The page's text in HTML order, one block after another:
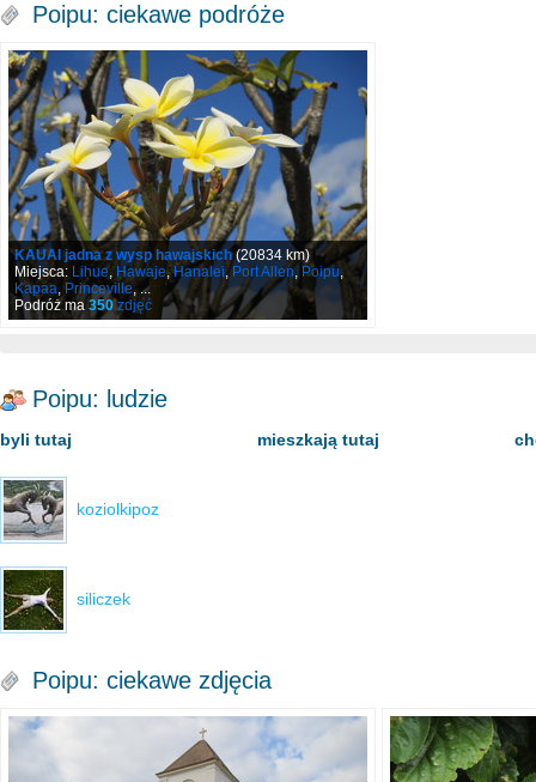
Poipu: ciekawe podróże
KAUAI jadna z wysp hawajskich(20834 km)
Miejsca: Lihue, Hawaje,Hanalei,Port Allen, Poipu,
Kapaa, Princeville, ...
Podróż ma 350 zdjęć
Poipu: ludzie
byli tutaj
koziolkipoz
siliczek
mieszkają tutaj
Poipu: ciekawe zdjęcia